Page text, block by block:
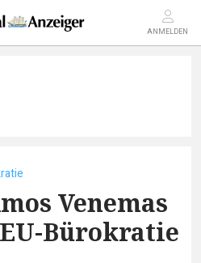
ANMELDEN
Venemas
Bürokratie